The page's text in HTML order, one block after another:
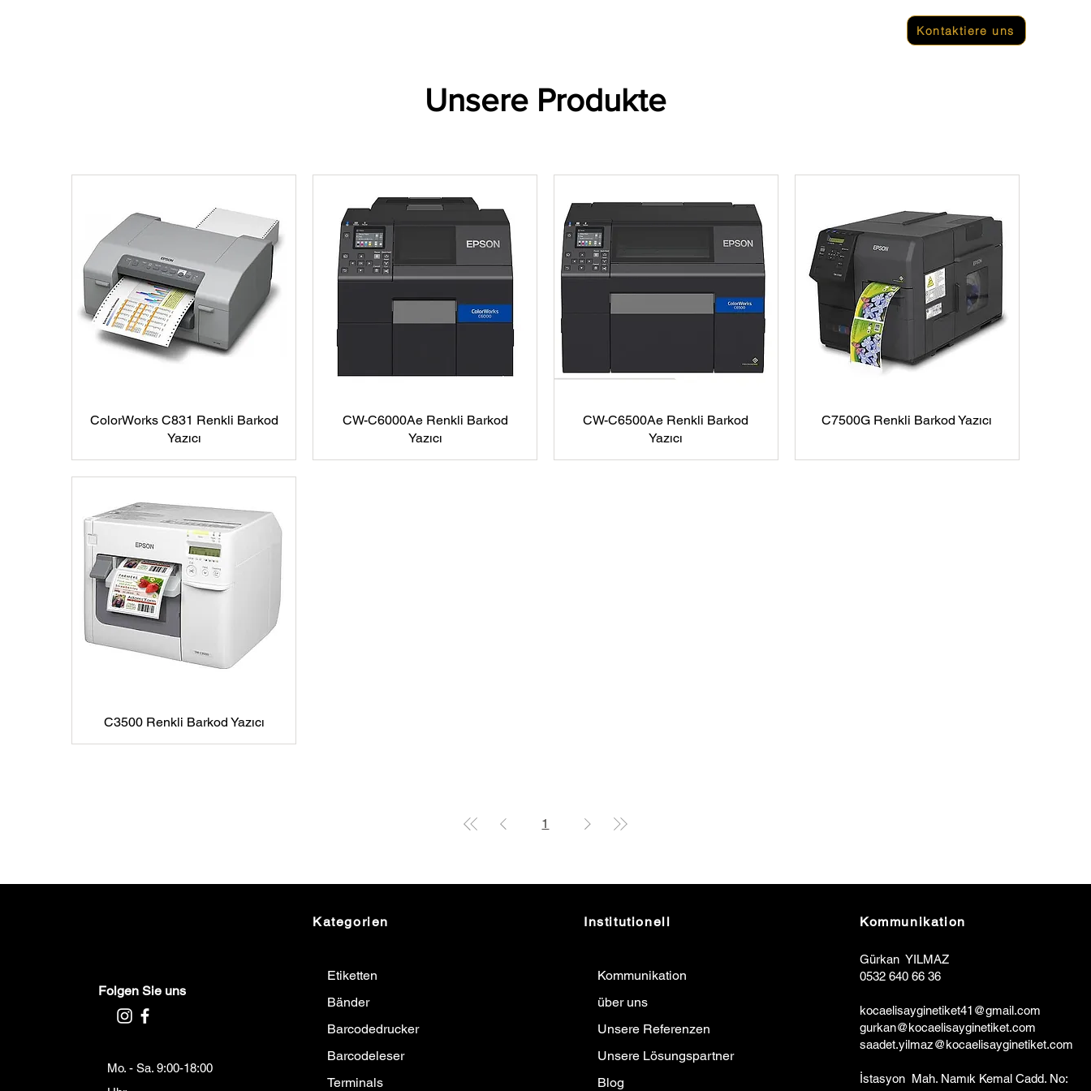
Kontaktiere uns
Unsere Produkte
ColorWorks C831 Renkli Barkod
Yazıcı
CW-C6000Ae Renkli Barkod
Yazıcı
CW-C6500Ae Renkli Barkod
Yazıcı
C7500G Renkli Barkod Yazıcı
C3500 Renkli Barkod Yazıcı
1
Folgen Sie uns
Mo. - Sa. 9:00-18:00
Kategorien
Etiketten
Bänder
Barcodedrucker
Barcodeleser
Terminals
Institutionell
Kommunikation
über uns
Unsere Referenzen
Unsere Lösungspartner
Blog
Kommunikation
Gürkan YILMAZ
0532 640 66 36
kocaelisayginetiket41@gmail.com
gurkan@kocaelisayginetiket.com
saadet.yilmaz@kocaelisayginetiket.com
İstasyon Mah. Namık Kemal Cadd. No: